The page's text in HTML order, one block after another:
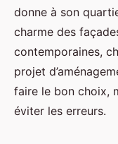
Auberte• 30/03/2026
donne à son
charme des
contemporaines,
projet
faire le bon choix,
éviter les erreurs.